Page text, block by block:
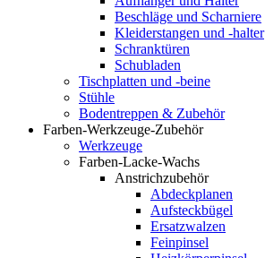
Beschläge und Scharniere
Kleiderstangen und -halter
Schranktüren
Schubladen
Tischplatten und -beine
Stühle
Bodentreppen & Zubehör
Farben-Werkzeuge-Zubehör
Werkzeuge
Farben-Lacke-Wachs
Anstrichzubehör
Abdeckplanen
Aufsteckbügel
Ersatzwalzen
Feinpinsel